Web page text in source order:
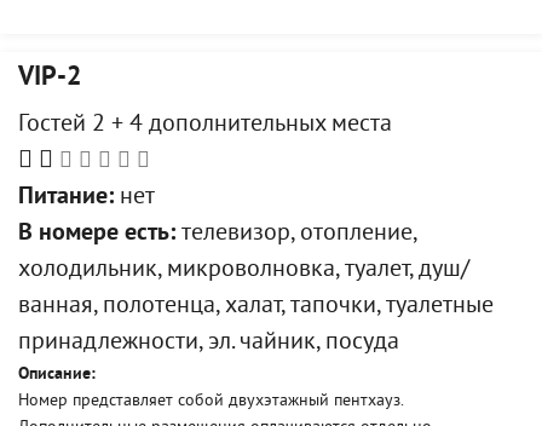
VIP-2
Гостей 2 + 4 дополнительных места
Питание: нет
В номере есть: телевизор, отопление,
холодильник, микроволновка, туалет, душ/
ванная, полотенца, халат, тапочки, туалетные
принадлежности, эл. чайник, посуда
Описание:
Номер представляет собой двухэтажный пентхауз.